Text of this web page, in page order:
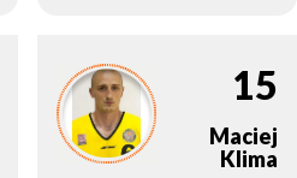
15
Maciej
Klima